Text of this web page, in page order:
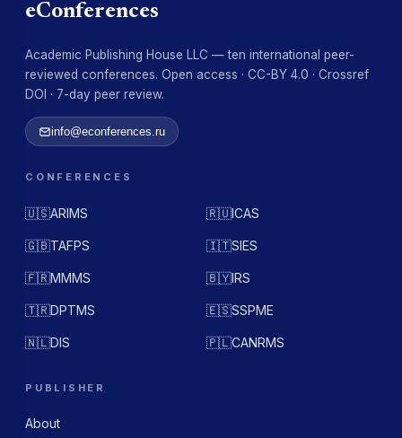
eConferences
Academic Publishing House LLC — ten international peer-
reviewed conferences. Open access · CC-BY 4.0 · Crossref
DOI · 7-day peer review.
info@econferences.ru
CONFERENCES
🇺🇸ARIMS 🇷🇺ICAS
🇬🇧TAFPS 🇮🇹SIES
🇫🇷MMMS 🇧🇾IRS
🇹🇷DPTMS 🇪🇸SSPME
🇳🇱DIS 🇵🇱CANRMS
PUBLISHER
About